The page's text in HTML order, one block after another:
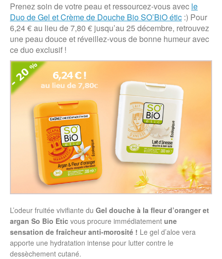
Prenez soin de votre peau et ressourcez-vous avec le
Duo de Gel et Crème de Douche Bio SO’BiO étic :) Pour
6,24 € au lieu de 7,80 € jusqu’au 25 décembre, retrouvez
une peau douce et réveillez-vous de bonne humeur avec
ce duo exclusif !
L’odeur fruitée vivifiante du Gel douche à la fleur d’oranger et
argan So Bio Etic vous procure immédiatement une
sensation de fraîcheur anti-morosité ! Le gel d’aloe vera
apporte une hydratation intense pour lutter contre le
dessèchement cutané.